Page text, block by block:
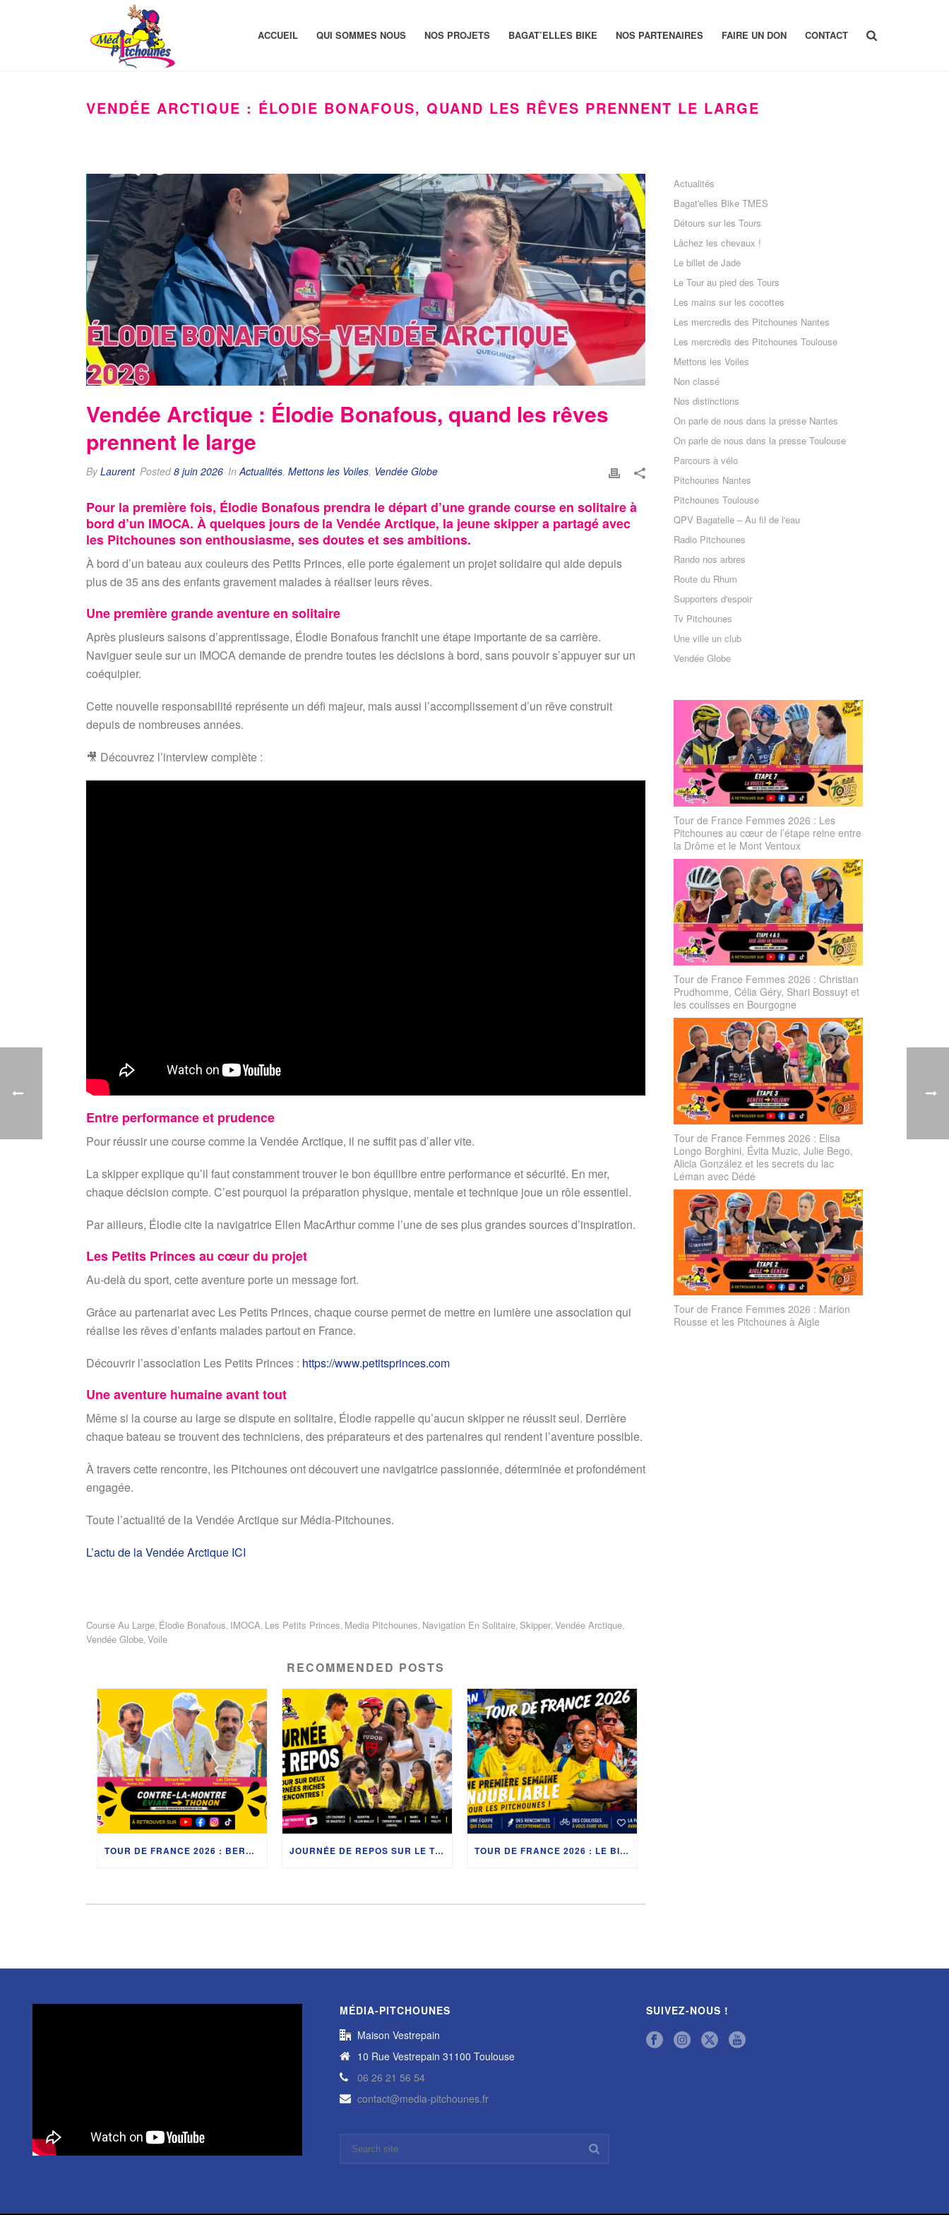
ACCUEIL QUI SOMMES NOUS NOS PROJETS BAGAT’ELLES BIKE NOS PARTENAIRES FAIRE UN DON CONTACT
VENDÉE ARCTIQUE : ÉLODIE BONAFOUS, QUAND LES RÊVES PRENNENT LE LARGE
Vendée Arctique : Élodie Bonafous, quand les rêves
prennent le large
ByLaurent Posted8 juin 2026 InActualités, Mettons les Voiles, Vendée Globe
Pour la première fois, Élodie Bonafous prendra le départ d’une grande course en solitaire à
bord d’un IMOCA. À quelques jours de la Vendée Arctique, la jeune skipper a partagé avec
les Pitchounes son enthousiasme, ses doutes et ses ambitions.
À bord d’un bateau aux couleurs des Petits Princes, elle porte également un projet solidaire qui aide depuis
plus de 35 ans des enfants gravement malades à réaliser leurs rêves.
Une première grande aventure en solitaire
Après plusieurs saisons d’apprentissage, Élodie Bonafous franchit une étape importante de sa carrière.
Naviguer seule sur un IMOCA demande de prendre toutes les décisions à bord, sans pouvoir s’appuyer sur un
coéquipier.
Cette nouvelle responsabilité représente un défi majeur, mais aussi l’accomplissement d’un rêve construit
depuis de nombreuses années.
🎥 Découvrez l’interview complète :
Entre performance et prudence
Pour réussir une course comme la Vendée Arctique, il ne suffit pas d’aller vite.
La skipper explique qu’il faut constamment trouver le bon équilibre entre performance et sécurité. En mer,
chaque décision compte. C’est pourquoi la préparation physique, mentale et technique joue un rôle essentiel.
Par ailleurs, Élodie cite la navigatrice Ellen MacArthur comme l’une de ses plus grandes sources d’inspiration.
Les Petits Princes au cœur du projet
Au-delà du sport, cette aventure porte un message fort.
Grâce au partenariat avec Les Petits Princes, chaque course permet de mettre en lumière une association qui
réalise les rêves d’enfants malades partout en France.
Découvrir l’association Les Petits Princes : https://www.petitsprinces.com
Une aventure humaine avant tout
Même si la course au large se dispute en solitaire, Élodie rappelle qu’aucun skipper ne réussit seul. Derrière
chaque bateau se trouvent des techniciens, des préparateurs et des partenaires qui rendent l’aventure possible.
À travers cette rencontre, les Pitchounes ont découvert une navigatrice passionnée, déterminée et profondément
engagée.
Toute l’actualité de la Vendée Arctique sur Média-Pitchounes.
L’actu de la Vendée Arctique ICI
Course Au Large Élodie Bonafous IMOCA Les Petits Princes Media Pitchounes Navigation En Solitaire Skipper Vendée Arctique
Vendée Globe Voile
RECOMMENDED POSTS
TOUR DE FRANCE 2026 : BERNARD HINAULT, LES MONDIAUX 2027 ET LES COULISSES DU CONTRE-LA-MONTRE ENTRE ÉVIAN-LES-BAINS ET THONON-LES-BAINS JOURNÉE DE REPOS SUR LE TOUR DE FRANCE 2026 : RETOUR SUR DEUX JOURNÉES RICHES EN RENCONTRES TOUR DE FRANCE 2026 : LE BILAN DE LA PREMIÈRE SEMAINE DES PITCHOUNES AVANT LA REPRISE
Actualités
Bagat'elles Bike TMES
Détours sur les Tours
Lâchez les chevaux !
Le billet de Jade
Le Tour au pied des Tours
Les mains sur les cocottes
Les mercredis des Pitchounes Nantes
Les mercredis des Pitchounes Toulouse
Mettons les Voiles
Non classé
Nos distinctions
On parle de nous dans la presse Nantes
On parle de nous dans la presse Toulouse
Parcours à vélo
Pitchounes Nantes
Pitchounes Toulouse
QPV Bagatelle – Au fil de l'eau
Radio Pitchounes
Rando nos arbres
Route du Rhum
Supporters d'espoir
Tv Pitchounes
Une ville un club
Vendée Globe
Tour de France Femmes 2026 : Les
Pitchounes au cœur de l’étape reine entre
la Drôme et le Mont Ventoux
Tour de France Femmes 2026 : Christian
Prudhomme, Célia Géry, Shari Bossuyt et
les coulisses en Bourgogne
Tour de France Femmes 2026 : Elisa
Longo Borghini, Évita Muzic, Julie Bego,
Alicia González et les secrets du lac
Léman avec Dédé
Tour de France Femmes 2026 : Marion
Rousse et les Pitchounes à Aigle
MÉDIA-PITCHOUNES
Maison Vestrepain
10 Rue Vestrepain 31100 Toulouse
06 26 21 56 54
contact@media-pitchounes.fr
SUIVEZ-NOUS !